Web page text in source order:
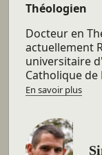
Théologien
Docteur en
actuellement
universitaire
Catholique de
En savoir plus